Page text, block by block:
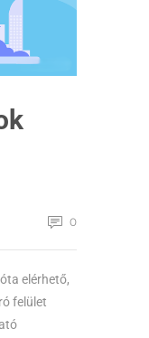
0
elérhető,
felület